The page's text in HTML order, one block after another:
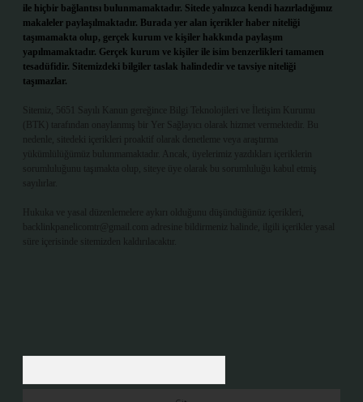
ile hiçbir bağlantısı bulunmamaktadır. Sitede yalnızca kendi hazırladığımız
makaleler paylaşılmaktadır. Burada yer alan içerikler haber niteliği
taşımamakta olup, gerçek kurum ve kişiler hakkında paylaşım
yapılmamaktadır. Gerçek kurum ve kişiler ile isim benzerlikleri tamamen
tesadüfidir. Sitemizdeki bilgiler taslak halindedir ve tavsiye niteliği
taşımazlar.
Sitemiz, 5651 Sayılı Kanun gereğince Bilgi Teknolojileri ve İletişim Kurumu
(BTK) tarafından onaylanmış bir Yer Sağlayıcı olarak hizmet vermektedir. Bu
nedenle, sitedeki içerikleri proaktif olarak denetleme veya araştırma
yükümlülüğümüz bulunmamaktadır. Ancak, üyelerimiz yazdıkları içeriklerin
sorumluluğunu taşımakta olup, siteye üye olarak bu sorumluluğu kabul etmiş
sayılırlar.
Hukuka ve yasal düzenlemelere aykırı olduğunu düşündüğünüz içerikleri,
backlinkpanelicomtr@gmail.com
adresine bildirmeniz halinde, ilgili içerikler yasal
süre içerisinde sitemizden kaldırılacaktır.